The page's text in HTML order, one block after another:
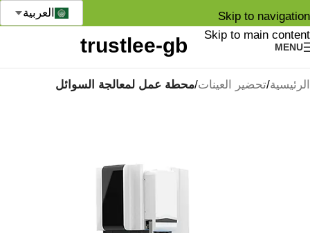
Skip to navigation
Skip to main content
MENU
العربية
الرئيسية تحضير العينات محطة عمل لمعالجة السوائل